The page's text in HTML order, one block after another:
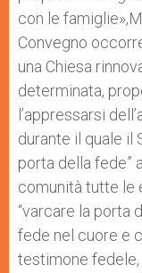
con le
Convegno
una Chiesa
determinata,
l’appressarsi
durante il quale il
porta della fede”
comunità tutte le
“varcare la porta
fede nel cuore e
testimone